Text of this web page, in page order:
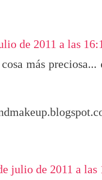
de 2011 a las
más preciosa...
julio de 2011 a las